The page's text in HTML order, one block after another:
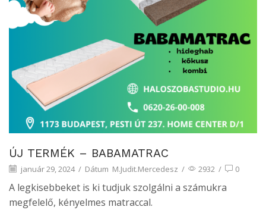
ÚJ TERMÉK – BABAMATRAC
január 29, 2024 / Dátum M.Judit.Mercedesz / 2932 / 0
A legkisebbeket is ki tudjuk szolgálni a számukra
megfelelő, kényelmes matraccal.